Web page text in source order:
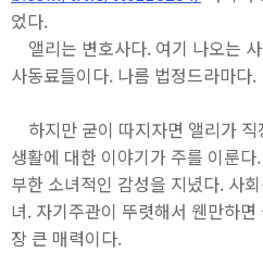
었다.
앨리는 변호사다. 여기 나오는
사동료들이다. 나름 법정드라마다.
하지만 굳이 따지자면 앨리가
생활에 대한 이야기가 주를 이룬
부한 소녀적인 감성을 지녔다. 사
녀. 자기주관이 뚜렷해서 웬만하
장 큰 매력이다.